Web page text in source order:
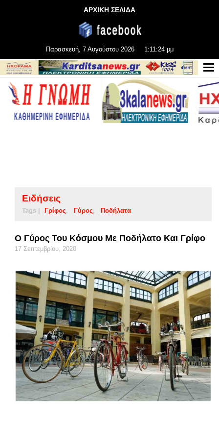
ΑΡΧΙΚΗ ΣΕΛΙΔΑ
Παρασκευή, 7 Αυγούστου 2026 1:11:24 μμ
Ειδήσεις
Tags | Γρίφος Γύρος Ποδήλατα
Ο Γύρος Του Κόσμου Με Ποδήλατο Και Γρίφο
17 Σεπτεμβρίου, 2020